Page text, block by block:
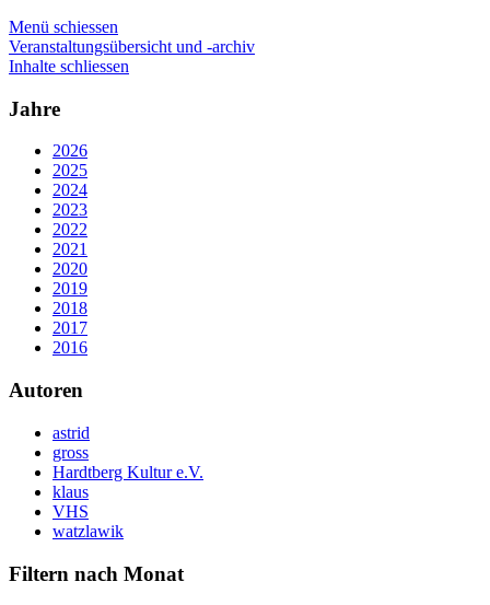
Menü schiessen
Veranstaltungsübersicht und -archiv
Inhalte schliessen
Jahre
2026
2025
2024
2023
2022
2021
2020
2019
2018
2017
2016
Autoren
astrid
gross
Hardtberg Kultur e.V.
klaus
VHS
watzlawik
Filtern nach Monat